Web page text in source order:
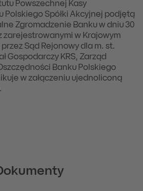
Powszechnej Kasy
Polskiego Spółki Akcyjnej podjętą
Zgromadzenie Banku w dniu 30
zarejestrowanymi w Krajowym
Sąd Rejonowy dla m. st.
Gospodarczy KRS, Zarząd
Banku Polskiego
w załączeniu ujednoliconą